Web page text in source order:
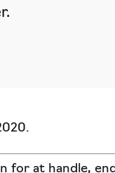
for at handle,